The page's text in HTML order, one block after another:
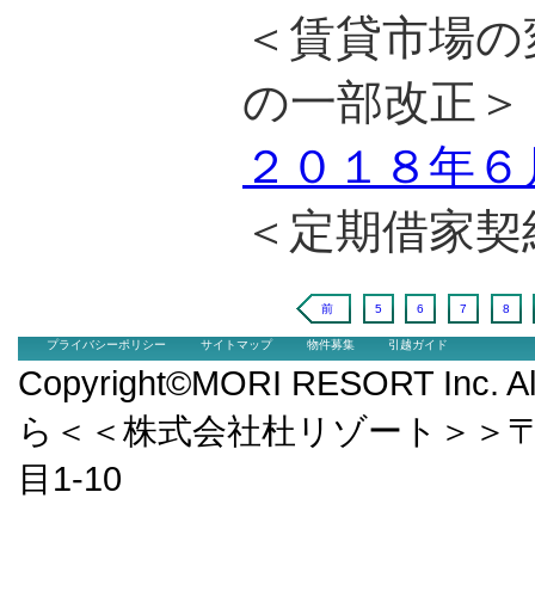
＜賃貸市場
の一部改正＞
２０１８年
＜定期借家
前 5 6 7 8
プライバシーポリシー サイトマップ 物件募集 引越ガイド
Copyright©MORI RESORT Inc.
ら＜＜株式会社杜リゾート＞＞
目1-10